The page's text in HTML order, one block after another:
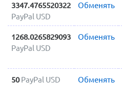
3347.4765520322
PayPal USD
Обменять
1268.0265829093
PayPal USD
Обменять
50 PayPal USD Обменять